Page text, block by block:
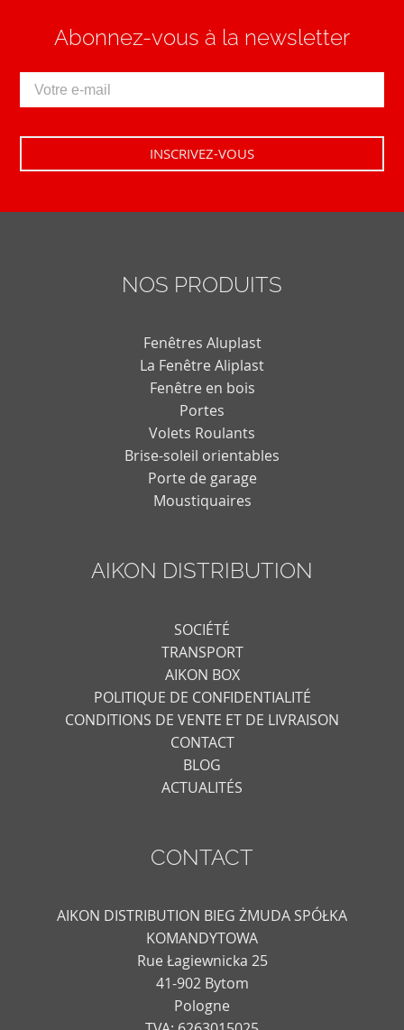
Abonnez-vous à la newsletter
NOS PRODUITS
Fenêtres Aluplast
La Fenêtre Aliplast
Fenêtre en bois
Portes
Volets Roulants
Brise-soleil orientables
Porte de garage
Moustiquaires
AIKON DISTRIBUTION
SOCIÉTÉ
TRANSPORT
AIKON BOX
POLITIQUE DE CONFIDENTIALITÉ
CONDITIONS DE VENTE ET DE LIVRAISON
CONTACT
BLOG
ACTUALITÉS
CONTACT
AIKON DISTRIBUTION BIEG ŻMUDA SPÓŁKA
KOMANDYTOWA
Rue Łagiewnicka 25
41-902 Bytom
Pologne